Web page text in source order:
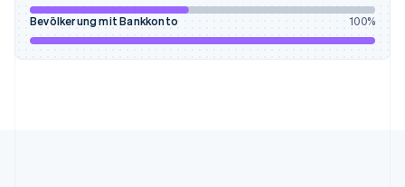
Bevölkerung mit Bankkonto 100%
Lettland
English
Liechtenstein
DeutschEnglish